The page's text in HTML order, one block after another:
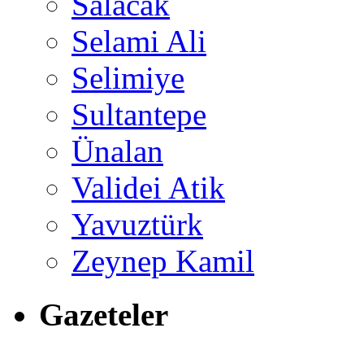
Selami Ali
Selimiye
Sultantepe
Ünalan
Validei Atik
Yavuztürk
Zeynep Kamil
Gazeteler